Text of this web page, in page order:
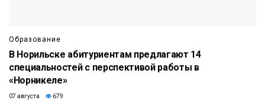
Образование
В Норильске абитуриентам предлагают 14
специальностей с перспективой работы в
«Норникеле»
07 августа 679